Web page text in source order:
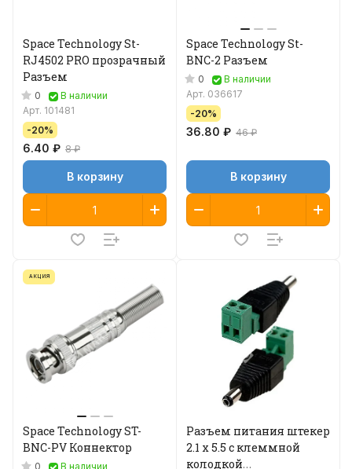
Space Technology St-
RJ4502 PRO прозрачный
Разъем
0
В наличии
Арт. 101481
-20%
6.40 ₽ 8 ₽
В корзину
Space Technology St-
BNC-2 Разъем
0
В наличии
Арт. 036617
-20%
36.80 ₽ 46 ₽
В корзину
АКЦИЯ
Space Technology ST-
BNC-PV Коннектор
0 В наличии
Разъем питания штекер
2.1 х 5.5 с клеммной
колодкой